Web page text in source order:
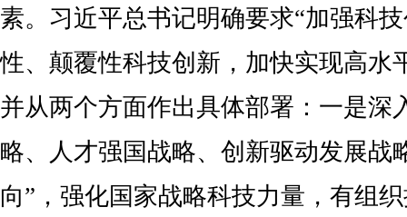
素。习近平总书记明确要求“加强科
性、颠覆性科技创新，加快实现高水
并从两个方面作出具体部署：一是深
略、人才强国战略、创新驱动发展战
向”，强化国家战略科技力量，有组